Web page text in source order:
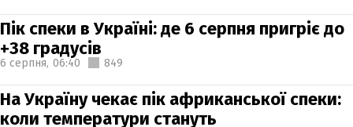
Пік спеки в Україні: де 6 серпня пригріє до
+38 градусів
6 серпня, 06:40 849
На Україну чекає пік африканської спеки:
коли температури стануть